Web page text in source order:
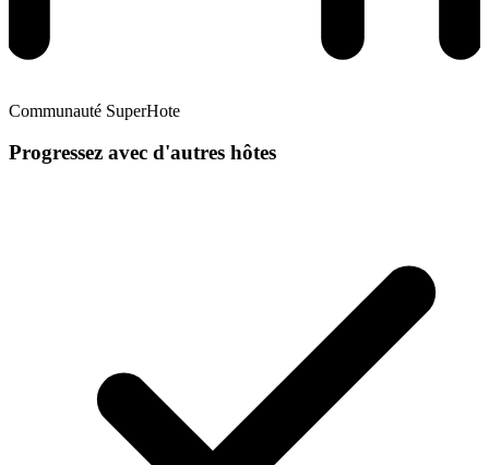
Communauté SuperHote
Progressez avec d'autres hôtes